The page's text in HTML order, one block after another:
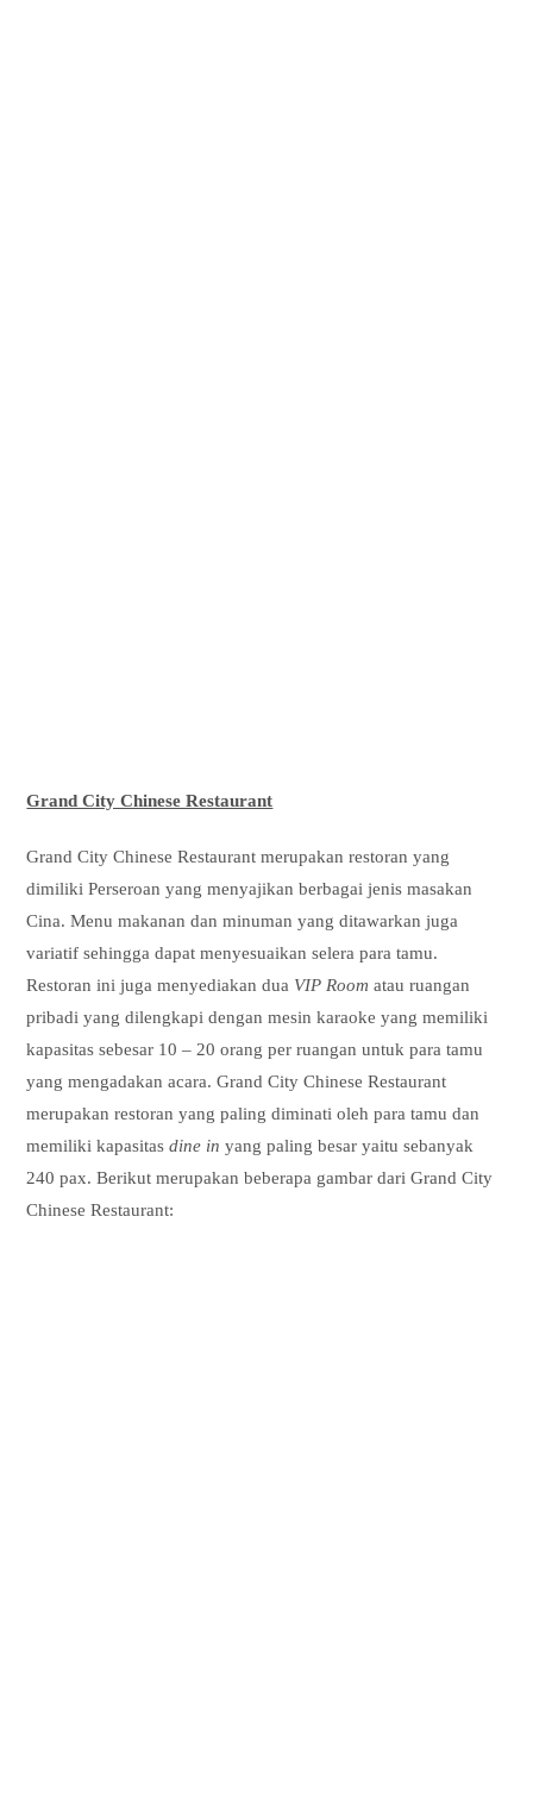
Grand City Chinese Restaurant
Grand City Chinese Restaurant merupakan restoran yang
dimiliki Perseroan yang menyajikan berbagai jenis masakan
Cina. Menu makanan dan minuman yang ditawarkan juga
variatif sehingga dapat menyesuaikan selera para tamu.
Restoran ini juga menyediakan dua VIP Room atau ruangan
pribadi yang dilengkapi dengan mesin karaoke yang memiliki
kapasitas sebesar 10 – 20 orang per ruangan untuk para tamu
yang mengadakan acara. Grand City Chinese Restaurant
merupakan restoran yang paling diminati oleh para tamu dan
memiliki kapasitasdine inyang paling besar yaitu sebanyak
240 pax. Berikut merupakan beberapa gambar dari Grand City
Chinese Restaurant: